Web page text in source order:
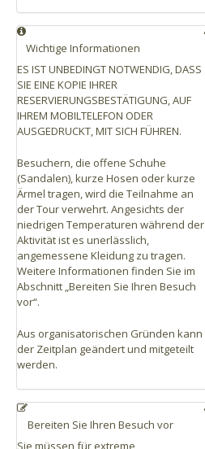
Wichtige Informationen
ES IST UNBEDINGT NOTWENDIG, DASS
SIE EINE KOPIE IHRER
RESERVIERUNGSBESTÄTIGUNG, AUF
IHREM MOBILTELEFON ODER
AUSGEDRUCKT, MIT SICH FÜHREN.
Besuchern, die offene Schuhe
(Sandalen), kurze Hosen oder kurze
Ärmel tragen, wird die Teilnahme an
der Tour verwehrt. Angesichts der
niedrigen Temperaturen während der
Aktivität ist es unerlässlich,
angemessene Kleidung zu tragen.
Weitere Informationen finden Sie im
Abschnitt „Bereiten Sie Ihren Besuch
vor“.
Aus organisatorischen Gründen kann
der Zeitplan geändert und mitgeteilt
werden.
Bereiten Sie Ihren Besuch vor
Sie müssen für extreme